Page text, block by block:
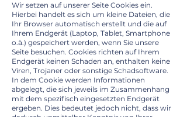
Wir setzen auf unserer Seite Cookies ein.
Hierbei handelt es sich um kleine Dateien, die
Ihr Browser automatisch erstellt und die auf
Ihrem Endgerät (Laptop, Tablet, Smartphone
o.ä.) gespeichert werden, wenn Sie unsere
Seite besuchen. Cookies richten auf Ihrem
Endgerät keinen Schaden an, enthalten keine
Viren, Trojaner oder sonstige Schadsoftware.
In dem Cookie werden Informationen
abgelegt, die sich jeweils im Zusammenhang
mit dem spezifisch eingesetzten Endgerät
ergeben. Dies bedeutet jedoch nicht, dass wir